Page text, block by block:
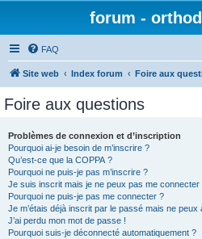
forum -
FAQ
Site web Index forum Foire aux
Foire aux questions
Problèmes de connexion et d’inscription
Pourquoi ai-je besoin de m’inscrire ?
Qu’est-ce que la COPPA ?
Pourquoi ne puis-je pas m’inscrire ?
Je suis inscrit mais je ne peux pas me connecter
Pourquoi ne puis-je pas me connecter ?
Je m’étais déjà inscrit par le passé mais ne
J’ai perdu mon mot de passe !
Pourquoi suis-je déconnecté automatiquement ?